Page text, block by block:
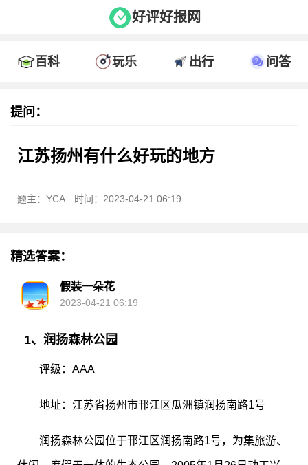
好评好报网
百科 玩乐 出行 问答
提问：
江苏扬州有什么好玩的地方
题主：YCA 时间：2023-04-21 06:19
精选答案：
假装一朵花
2023-04-21 06:19
1、润扬森林公园
评级：AAA
地址：江苏省扬州市邗江区瓜洲镇润扬南路1号
润扬森林公园位于邗江区润扬南路1号，为集旅游、